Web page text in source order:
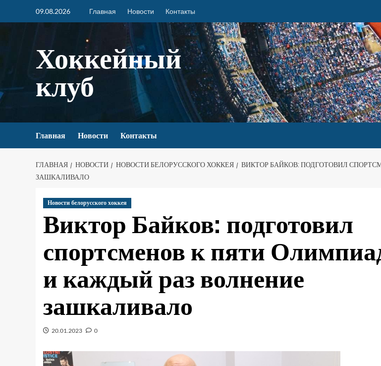
09.08.2026 Главная Новости Контакты
Хоккейный
клуб
Главная Новости Контакты
ГЛАВНАЯ НОВОСТИ НОВОСТИ БЕЛОРУССКОГО ХОККЕЯ
ВИКТОР БАЙКОВ: ПОДГОТОВИЛ
ЗАШКАЛИВАЛО
Новости белорусского хоккея
Виктор Байков: подготовил
спортсменов к пяти
и каждый раз волнение
зашкаливало
20.01.2023 0